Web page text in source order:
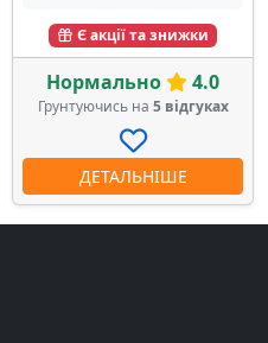
Є акції та знижки
Нормально 4.0
Грунтуючись на 5 відгуках
ДЕТАЛЬНІШЕ